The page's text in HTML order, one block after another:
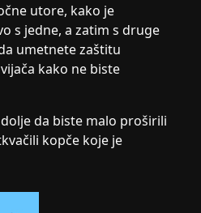
utore, kako je
s jedne, a zatim s druge
umetnete zaštitu
kako ne biste
da biste malo proširili
kopče koje je